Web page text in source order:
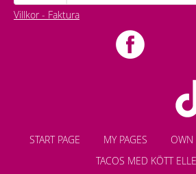
Villkor - Faktura
START PAGE MY PAGES OWN
TACOS MED KÖTT